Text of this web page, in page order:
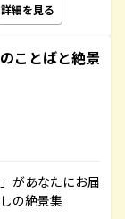
詳細を見る
ことばと絶景
があなたにお届
の絶景集